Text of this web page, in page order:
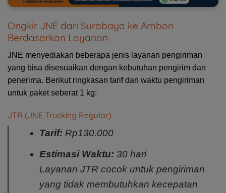
Ongkir JNE dari Surabaya ke Ambon
Berdasarkan Layanan
JNE menyediakan beberapa jenis layanan pengiriman
yang bisa disesuaikan dengan kebutuhan pengirim dan
penerima. Berikut ringkasan tarif dan waktu pengiriman
untuk paket seberat 1 kg:
JTR (JNE Trucking Regular)
Tarif:Rp130.000
Estimasi Waktu:30 hari
Layanan JTR cocok untuk pengiriman
yang tidak membutuhkan kecepatan